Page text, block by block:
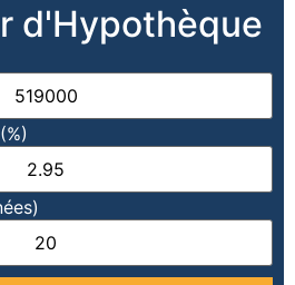
d'Hypothèque